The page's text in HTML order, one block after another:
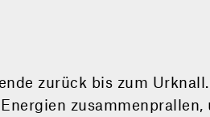
zurück bis zum